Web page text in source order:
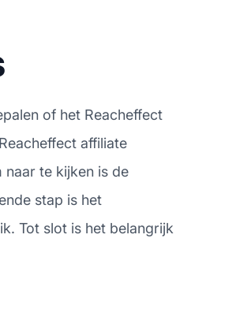
of het Reacheffect
affiliate
te kijken is de
stap is het
Tot slot is het belangrijk